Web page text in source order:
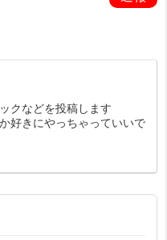
クなどを投稿します
好きにやっちゃっていいで